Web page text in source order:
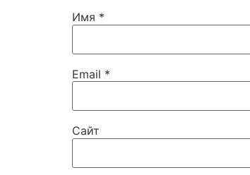
Имя *
Email *
Сайт